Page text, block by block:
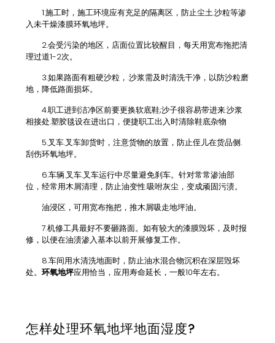
1.施工时，施工环境应有充足的隔离区，防止尘土.沙粒等渗
入未干燥漆膜环氧地坪。
2.会受污染的地区，店面位置比较醒目，每天用宽布拖把清
理过道1-2次。
3.如果路面有粗硬沙粒，.沙浆需及时清洗干净，以防沙粒磨
地，降低路面损坏。
4.职工进到洁净区前要更换软底鞋;沙子很容易带进来.沙浆
相接处.塑胶毯设在进出口，便捷职工出入时清除鞋底杂物
5.叉车.叉车卸货时，注意货物的放置，防止侄儿在货品侧.
刮伤环氧地坪。
6.车辆.叉车.叉车运行中尽量避免刹车。针对常常渗油部
位，经常用木屑清理，防止油变性.吸咐灰尘，变成顽固污渍。
油浸区，可用宽布拖把，推木屑吸走地坪油。
7.机修工具最好不要砸路面。如有较大的漆膜毁坏，及时报
修，以便在油渍渗入基本以前开展修复工作。
8.车间用水清洗地面时，防止油水混合物沉积在深层毁坏
处。 环氧地坪应用恰当，应用寿命延长，一般10年左右。
怎样处理环氧地坪地面湿度?